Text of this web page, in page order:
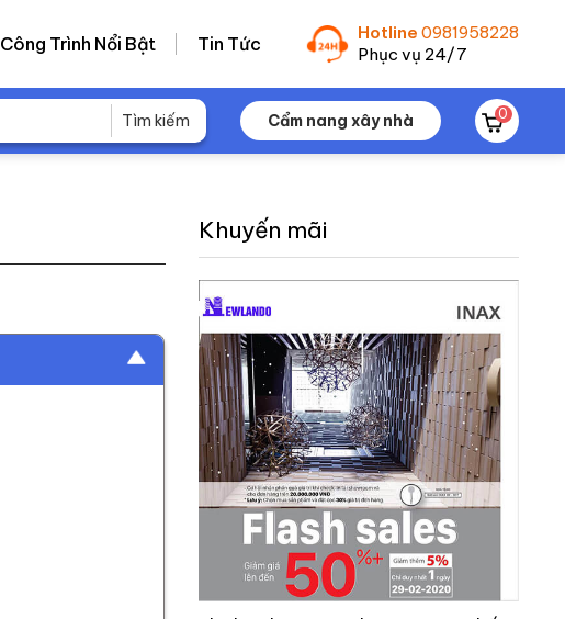
Công Trình Nổi Bật Tin Tức
Hotline 0981958228
Phục vụ 24/7
Cẩm nang xây nhà 0
Khuyến mãi